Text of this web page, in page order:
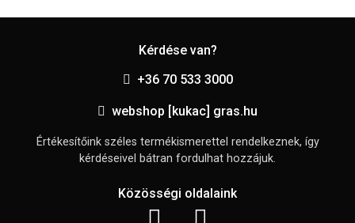
Kérdése van?
+36 70 533 3000
webshop [kukac] gras.hu
Értékesítőink széles termékismerettel rendelkeznek, így
kérdéseivel bátran fordulhat hozzájuk.
Közösségi oldalaink